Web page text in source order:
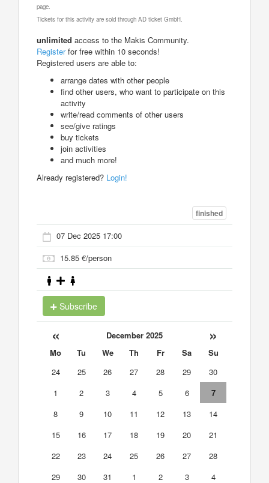
page.
Tickets for this activity are sold through AD ticket GmbH.
unlimited access to the Makis Community.
Registerfor free within 10 seconds!
Registered users are able to:
arrange dates with other people
find other users, who want to participate on this
activity
write/read comments of other users
see/give ratings
buy tickets
join activities
and much more!
Already registered? Login!
finished
07 Dec 2025 17:00
15.85 €/person
Subscribe
« December 2025 »
Mo Tu We Th Fr Sa
Su
24
25 26 27 28 29
30
1
2 3 4 5 6
7
8
9 10 11 12 13
14
15
16 17 18 19 20
21
22
23 24 25 26 27
28
29
30 31 1 2 3 4